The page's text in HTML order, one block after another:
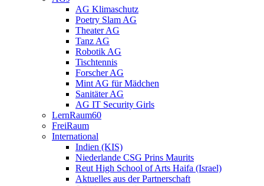
AG Klimaschutz
Poetry Slam AG
Theater AG
Tanz AG
Robotik AG
Tischtennis
Forscher AG
Mint AG für Mädchen
Sanitäter AG
AG IT Security Girls
LernRaum60
FreiRaum
International
Indien (KIS)
Niederlande CSG Prins Maurits
Reut High School of Arts Haifa (Israel)
Aktuelles aus der Partnerschaft